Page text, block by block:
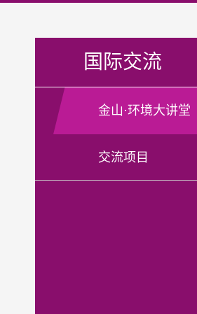
国际交流
金山·环境大讲堂
交流项目